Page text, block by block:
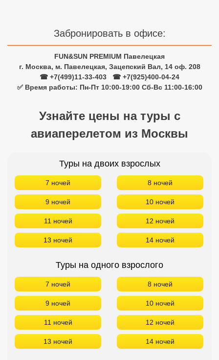
Забронировать в офисе:
FUN&SUN PREMIUM Павелецкая
г. Москва, м. Павелецкая, Зацепский Вал, 14 оф. 208
☎ +7(499)11-33-403
☎ +7(925)400-04-24
✅ Время работы: Пн-Пт 10:00-19:00 Сб-Вс 11:00-16:00
Узнайте цены на туры с
авиаперелетом из Москвы
Туры на двоих взрослых
7 ночей 8 ночей
9 ночей 10 ночей
11 ночей 12 ночей
13 ночей 14 ночей
Туры на одного взрослого
7 ночей 8 ночей
9 ночей 10 ночей
11 ночей 12 ночей
13 ночей 14 ночей
Сетевые отели Сейшел
Сетевые отели Маврикия